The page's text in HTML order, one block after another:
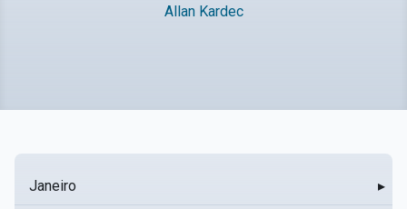
Allan Kardec
Janeiro ▸